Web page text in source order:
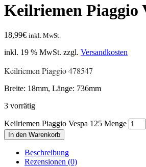
Keilriemen Piaggio
18,99€ inkl. MwSt.
inkl. 19 % MwSt. zzgl. Versandkosten
Keilriemen Piaggio 478547
Breite: 18mm, Länge: 736mm
3 vorrätig
Keilriemen Piaggio Vespa 125 Menge
In den Warenkorb
Beschreibung
Rezensionen (0)